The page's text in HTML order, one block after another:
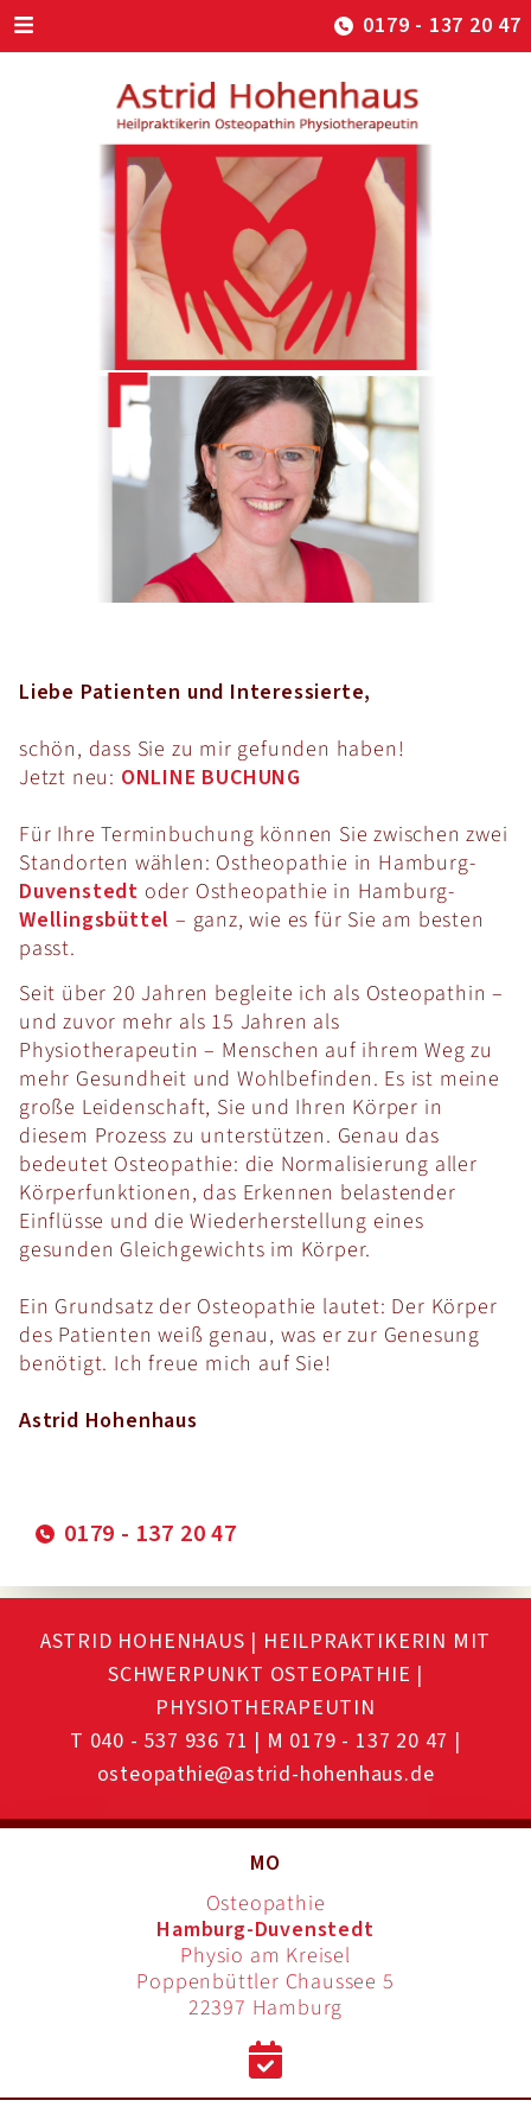
0179 - 137 20 47
Liebe Patienten und Interessierte,
schön, dass Sie zu mir gefunden haben!
Jetzt neu: ONLINE BUCHUNG
Für Ihre Terminbuchung können Sie zwischen zwei
Standorten wählen: Ostheopathie in Hamburg-
Duvenstedt oder Ostheopathie in Hamburg-
Wellingsbüttel – ganz, wie es für Sie am besten
passt.
Seit über 20 Jahren begleite ich als Osteopathin –
und zuvor mehr als 15 Jahren als
Physiotherapeutin – Menschen auf ihrem Weg zu
mehr Gesundheit und Wohlbefinden. Es ist meine
große Leidenschaft, Sie und Ihren Körper in
diesem Prozess zu unterstützen. Genau das
bedeutet Osteopathie: die Normalisierung aller
Körperfunktionen, das Erkennen belastender
Einflüsse und die Wiederherstellung eines
gesunden Gleichgewichts im Körper.
Ein Grundsatz der Osteopathie lautet: Der Körper
des Patienten weiß genau, was er zur Genesung
benötigt. Ich freue mich auf Sie!
Astrid Hohenhaus
0179 - 137 20 47
ASTRID HOHENHAUS | HEILPRAKTIKERIN MIT
SCHWERPUNKT OSTEOPATHIE |
PHYSIOTHERAPEUTIN
T 040 - 537 936 71 | M 0179 - 137 20 47 |
osteopathie@astrid-hohenhaus.de
MO
Osteopathie
Hamburg-Duvenstedt
Physio am Kreisel
Poppenbüttler Chaussee 5
22397 Hamburg